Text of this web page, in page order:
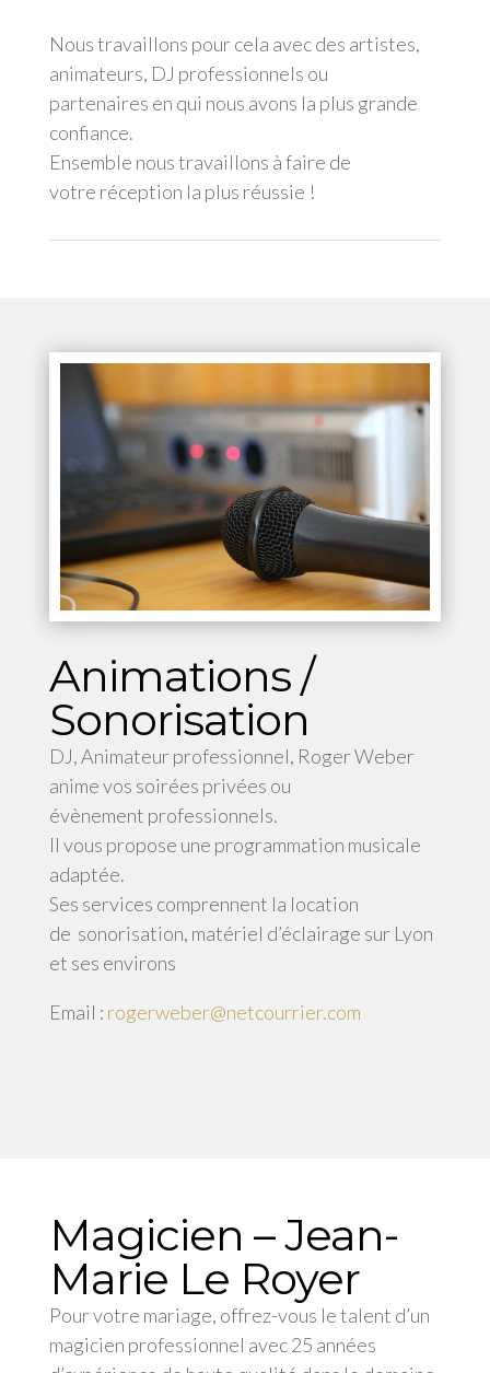
Nous travaillons pour cela avec des artistes,
animateurs, DJ professionnels ou
partenaires en qui nous avons la plus grande
confiance.
Ensemble nous travaillons à faire de
votre réception la plus réussie !
Animations /
Sonorisation
DJ, Animateur professionnel, Roger Weber
anime vos soirées privées ou
évènement professionnels.
Il vous propose une programmation musicale
adaptée.
Ses services comprennent la location
de sonorisation, matériel d’éclairage sur Lyon
et ses environs
Email : rogerweber@netcourrier.com
Magicien – Jean-
Marie Le Royer
Pour votre mariage, offrez-vous le talent d’un
magicien professionnel avec 25 années